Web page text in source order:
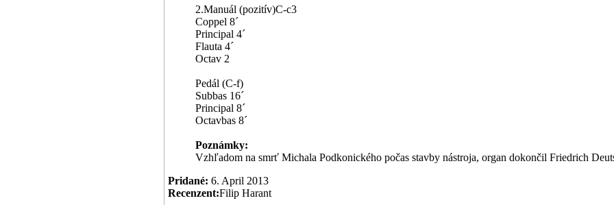
2.Manuál (pozitív)C-c3
Coppel 8´
Principal 4´
Flauta 4´
Octav 2
Pedál (C-f)
Subbas 16´
Principal 8´
Octavbas 8´
Poznámky:
Vzhľadom na smrť Michala Podkonického počas stavby nástroja, organ dokončil Friedrich
Pridané: 6. April 2013
Recenzent:Filip Harant